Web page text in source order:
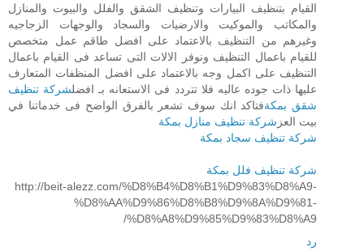
القيام بتنظيف البيارات وتنظيف الشقق والفلل والبيوت والمنازل
والمكاتب والموكيت والارضيات والسجاد والوجهات الزجاجيه
وغيرهم من التنظيف بالاعتماد على افضل طاقم عمل متخصص
للقيام باعمال التنظيف ونوفر الالات التى تساعد فى القيام باعمال
التنظيف على اكمل وجه بالاعتماد على افضل المنظفات المتعارف
عليها ذات جوده عاليه فلا تتردد فى الاستعانه بـ افضلشركة تنظيف
شقق بمكةفتاكد انك سوف تشعر بالفرق الواضح فى خدماتنا في
بيت العز شركة تنظيف منازل بمكة
شركة تنظيف سجاد بمكة
شركة تنظيف فلل بمكة
http://beit-alezz.com/%D8%B4%D8%B1%D9%83%D8%A9-
%D8%AA%D9%86%D8%B8%D9%8A%D9%81-
%D8%A8%D9%85%D9%83%D8%A9/
رد